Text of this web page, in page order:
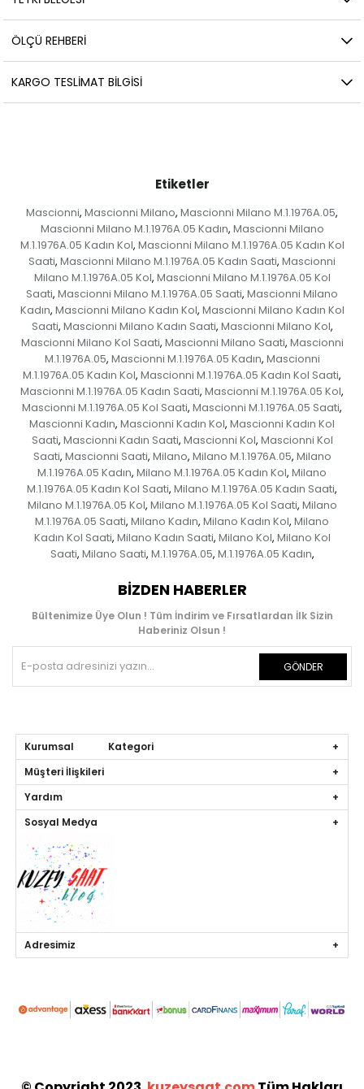
ÖLÇÜ REHBERI
KARGO TESLIMAT BILGISI
Etiketler
Mascionni, Mascionni Milano, Mascionni Milano M.1.1976A.05,
Mascionni Milano M.1.1976A.05 Kadın, Mascionni Milano
M.1.1976A.05 Kadın Kol, Mascionni Milano M.1.1976A.05 Kadın Kol
Saati, Mascionni Milano M.1.1976A.05 Kadın Saati, Mascionni
Milano M.1.1976A.05 Kol, Mascionni Milano M.1.1976A.05 Kol
Saati, Mascionni Milano M.1.1976A.05 Saati, Mascionni Milano
Kadın, Mascionni Milano Kadın Kol, Mascionni Milano Kadın Kol
Saati, Mascionni Milano Kadın Saati, Mascionni Milano Kol,
Mascionni Milano Kol Saati, Mascionni Milano Saati, Mascionni
M.1.1976A.05, Mascionni M.1.1976A.05 Kadın, Mascionni
M.1.1976A.05 Kadın Kol, Mascionni M.1.1976A.05 Kadın Kol Saati,
Mascionni M.1.1976A.05 Kadın Saati, Mascionni M.1.1976A.05 Kol,
Mascionni M.1.1976A.05 Kol Saati, Mascionni M.1.1976A.05 Saati,
Mascionni Kadın, Mascionni Kadın Kol, Mascionni Kadın Kol
Saati, Mascionni Kadın Saati, Mascionni Kol, Mascionni Kol
Saati, Mascionni Saati, Milano, Milano M.1.1976A.05, Milano
M.1.1976A.05 Kadın, Milano M.1.1976A.05 Kadın Kol, Milano
M.1.1976A.05 Kadın Kol Saati, Milano M.1.1976A.05 Kadın Saati,
Milano M.1.1976A.05 Kol, Milano M.1.1976A.05 Kol Saati, Milano
M.1.1976A.05 Saati, Milano Kadın, Milano Kadın Kol, Milano
Kadın Kol Saati, Milano Kadın Saati, Milano Kol, Milano Kol
Saati, Milano Saati, M.1.1976A.05, M.1.1976A.05 Kadın,
BIZDEN HABERLER
Bültenimize Üye Olun ! Tüm İndirim ve Fırsatlardan İlk Sizin
Haberiniz Olsun !
GÖNDER
Kurumsal Kategori
Müşteri İlişkileri
Yardım
Sosyal Medya
Adresimiz